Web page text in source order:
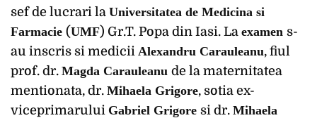
sef de lucrari la Universitatea de Medicina si
Farmacie (UMF) Gr.T. Popa din Iasi. La examen s-
au inscris si medicii Alexandru Carauleanu, fiul
prof. dr. Magda Carauleanu de la maternitatea
mentionata, dr. Mihaela Grigore, sotia ex-
viceprimarului Gabriel Grigore si dr. Mihaela